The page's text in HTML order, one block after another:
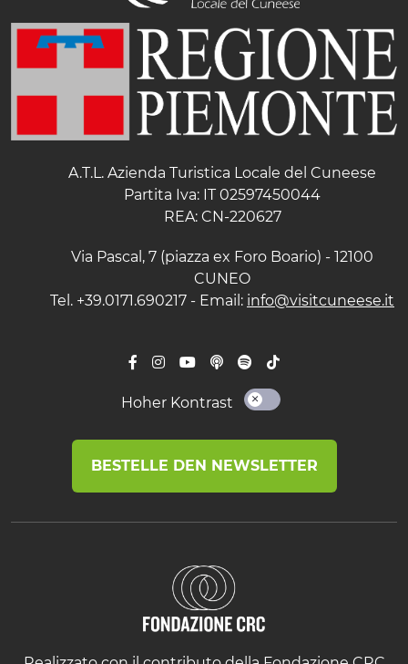
A.T.L. Azienda Turistica Locale del Cuneese
Partita Iva: IT 02597450044
REA: CN-220627
Via Pascal, 7 (piazza ex Foro Boario) - 12100
CUNEO
Tel. +39.0171.690217 - Email: info@visitcuneese.it
Hoher Kontrast
BESTELLE DEN NEWSLETTER